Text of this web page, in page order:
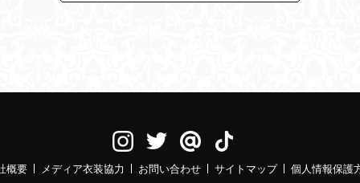
概要 メディア衣装協力 お問い合わせ サイトマップ 個人情報保護